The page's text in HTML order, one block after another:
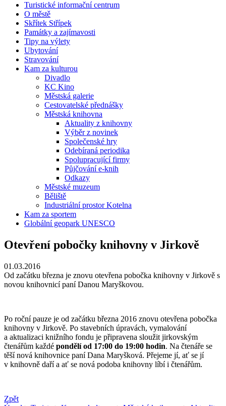
Turistické informační centrum
O městě
Skřítek Střípek
Památky a zajímavosti
Tipy na výlety
Ubytování
Stravování
Kam za kulturou
Divadlo
KC Kino
Městská galerie
Cestovatelské přednášky
Městská knihovna
Aktuality z knihovny
Výběr z novinek
Společenské hry
Odebíraná periodika
Spolupracující firmy
Půjčování e-knih
Odkazy
Městské muzeum
Běliště
Industriální prostor Kotelna
Kam za sportem
Globální geopark UNESCO
Otevření pobočky knihovny v Jirkově
01.03.2016
Od začátku března je znovu otevřena pobočka knihovny v Jirkově s
novou knihovnicí paní Danou Maryškovou.
Po roční pauze je od začátku března 2016 znovu otevřena pobočka
knihovny v Jirkově. Po stavebních úpravách, vymalování
a aktualizaci knižního fondu je připravena sloužit jirkovským
čtenářům každé pondělí od 17:00 do 19:00 hodin. Na čtenáře se
těší nová knihovnice paní Dana Maryšková. Přejeme jí, ať se jí
v knihovně daří a ať se nová podoba knihovny líbí i čtenářům.
Zpět